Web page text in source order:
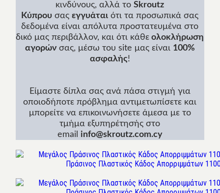
κινδύνους, αλλά τοSkroutz
Κύπρου σαςεγγυάται ότι τα προσωπικά σας
δεδομένα είναι απόλυτα προστατευμένα στο
δικό μας περιβάλλον, και ότι κάθε ολοκλήρωση
αγορώνσας, μέσω του site μας είναι 100%
ασφαλής!
Είμαστε δίπλα σας ανά πάσα στιγμή για
οποιοδήποτε πρόβλημα αντιμετωπίσετε και
μπορείτε να επικοινωνήσετε άμεσα με το
τμήμα εξυπηρέτησής στο
email info@skroutz.com.cy